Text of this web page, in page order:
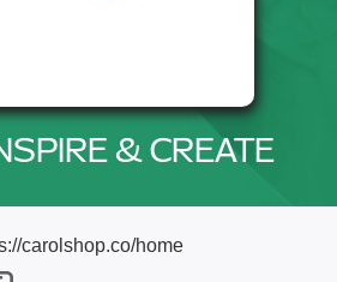
& CREATE
carolshop.co/home